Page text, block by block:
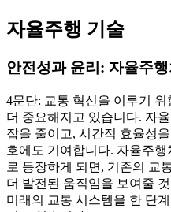
자율주행 기술
안전성과 윤리: 자율주
4문단: 교통 혁신을 이루기
더 중요해지고 있습니다. 자
잡을 줄이고, 시간적 효율성
호에도 기여합니다. 자율주
로 등장하게 되면, 기존의 교
더 발전된 움직임을 보여줄
미래의 교통 시스템을 한 단